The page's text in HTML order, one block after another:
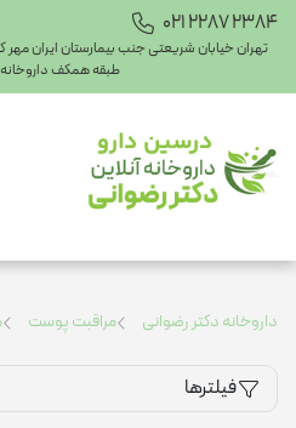
021 2287 2384
طبقه همکف
داروخانه دکتر رضوانی مراقبت پوست
فیلترها